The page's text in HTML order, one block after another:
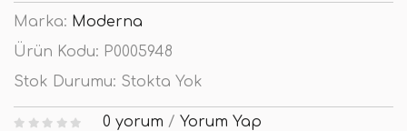
Marka: Moderna
Ürün Kodu: P0005948
Stok Durumu: Stokta Yok
0 yorum / Yorum Yap